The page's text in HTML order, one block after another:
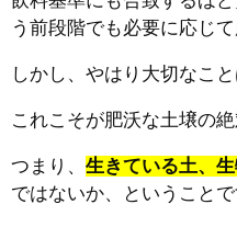
う前段階でも必要に応じ
しかし、やはり大切なこ
これこそが肥沃な土壌の絶
つまり、 生きている土、
ではないか、ということで